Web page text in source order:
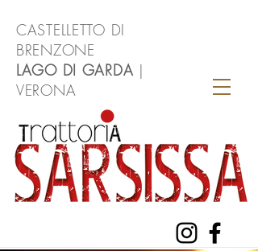
CASTELLETTO DI
BRENZONE
LAGO DI GARDA|
VERONA